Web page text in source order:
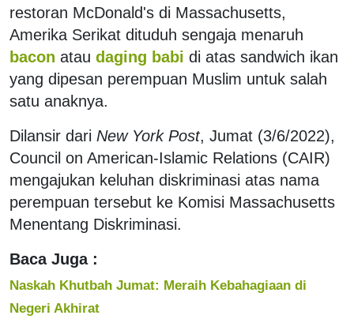
restoran McDonald's di Massachusetts,
Amerika Serikat dituduh sengaja menaruh
bacon atau daging babi di atas sandwich ikan
yang dipesan perempuan Muslim untuk salah
satu anaknya.
Dilansir dari New York Post, Jumat (3/6/2022),
Council on American-Islamic Relations (CAIR)
mengajukan keluhan diskriminasi atas nama
perempuan tersebut ke Komisi Massachusetts
Menentang Diskriminasi.
Baca Juga :
Naskah Khutbah Jumat: Meraih Kebahagiaan di
Negeri Akhirat